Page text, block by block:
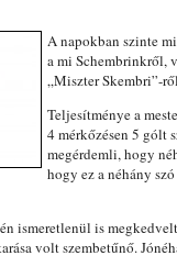
A napokban szinte
a mi Schembrinkről,
„Miszter Skembri”-
Teljesítménye a
4 mérkőzésen 5 gólt
megérdemli, hogy
hogy ez a néhány
ismeretlenül is
volt szembetűnő.